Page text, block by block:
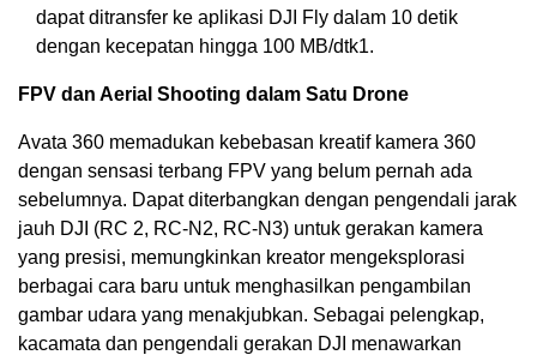
dapat ditransfer ke aplikasi DJI Fly dalam 10 detik
dengan kecepatan hingga 100 MB/dtk1.
FPV dan Aerial Shooting dalam Satu Drone
Avata 360 memadukan kebebasan kreatif kamera 360
dengan sensasi terbang FPV yang belum pernah ada
sebelumnya. Dapat diterbangkan dengan pengendali jarak
jauh DJI (RC 2, RC-N2, RC-N3) untuk gerakan kamera
yang presisi, memungkinkan kreator mengeksplorasi
berbagai cara baru untuk menghasilkan pengambilan
gambar udara yang menakjubkan. Sebagai pelengkap,
kacamata dan pengendali gerakan DJI menawarkan